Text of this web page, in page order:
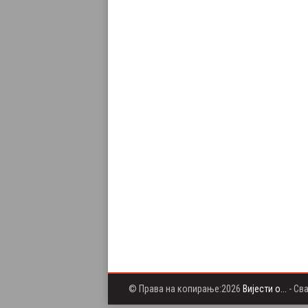
© Права на копирање:2026 Вијести о... -